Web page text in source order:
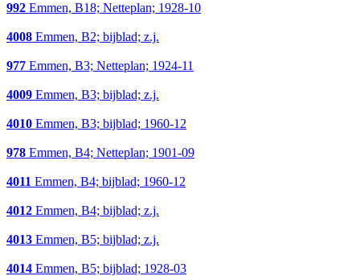
992 Emmen, B18; Netteplan; 1928-10
4008 Emmen, B2; bijblad; z.j.
977 Emmen, B3; Netteplan; 1924-11
4009 Emmen, B3; bijblad; z.j.
4010 Emmen, B3; bijblad; 1960-12
978 Emmen, B4; Netteplan; 1901-09
4011 Emmen, B4; bijblad; 1960-12
4012 Emmen, B4; bijblad; z.j.
4013 Emmen, B5; bijblad; z.j.
4014 Emmen, B5; bijblad; 1928-03